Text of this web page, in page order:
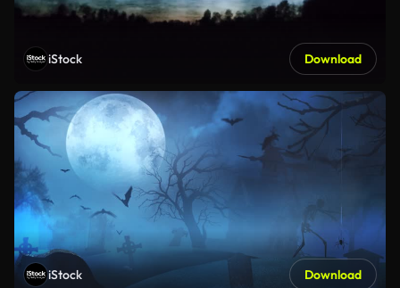
iStock Download
iStock Download